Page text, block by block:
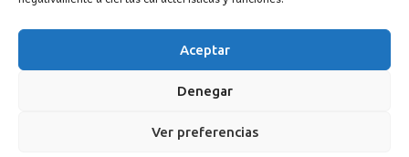
Aceptar
Denegar
Ver preferencias